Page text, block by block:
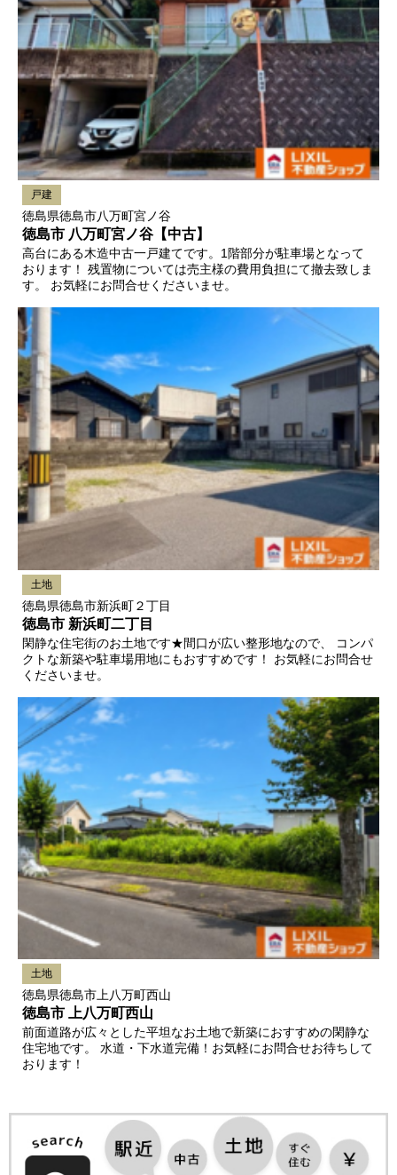
戸建
徳島県徳島市八万町宮ノ谷
徳島市 八万町宮ノ谷【中古】
高台にある木造中古一戸建てです。1階部分が駐車場となって
おります！ 残置物については売主様の費用負担にて撤去致しま
す。 お気軽にお問合せくださいませ。
土地
徳島県徳島市新浜町２丁目
徳島市 新浜町二丁目
閑静な住宅街のお土地です★間口が広い整形地なので、 コンパ
クトな新築や駐車場用地にもおすすめです！ お気軽にお問合せ
くださいませ。
土地
徳島県徳島市上八万町西山
徳島市 上八万町西山
前面道路が広々とした平坦なお土地で新築におすすめの閑静な
住宅地です。 水道・下水道完備！お気軽にお問合せお待ちして
おります！